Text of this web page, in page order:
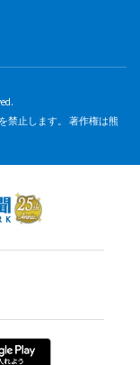
禁止します。 著作権は熊